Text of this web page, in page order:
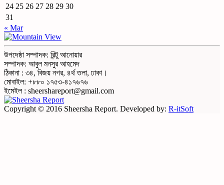
24 25 26 27 28 29 30
31
« Mar
উপদেষ্ঠা সম্পাদক: রিন্টু আনোয়ার
সম্পাদক: আবুল মনসুর আহমেদ
ঠিকানা : ৩৪, বিজয় নগর, ৪র্থ তলা, ঢাকা।
মোবাইল: +৮৮০ ১৭৫৩-৪১৭৬৭৬
ইমেইল : sheershareport@gmail.com
Copyright © 2016 Sheersha Report. Developed by: R-itSoft